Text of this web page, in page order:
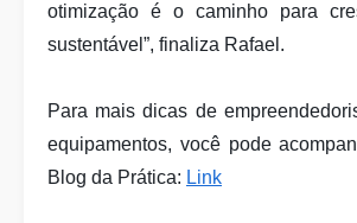
otimização é o caminho para
sustentável”, finaliza Rafael.
Para mais dicas de
equipamentos, você pode
Blog da Prática: Link